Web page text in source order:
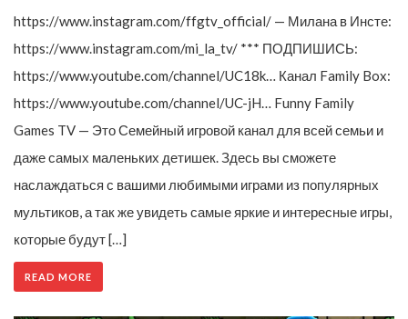
https://www.instagram.com/ffgtv_official/ — Милана в Инсте:
https://www.instagram.com/mi_la_tv/ *** ПОДПИШИСЬ:
https://www.youtube.com/channel/UC18k… Канал Family Box:
https://www.youtube.com/channel/UC-jH… Funny Family
Games TV — Это Семейный игровой канал для всей семьи и
даже самых маленьких детишек. Здесь вы сможете
наслаждаться с вашими любимыми играми из популярных
мультиков, а так же увидеть самые яркие и интересные игры,
которые будут […]
READ MORE